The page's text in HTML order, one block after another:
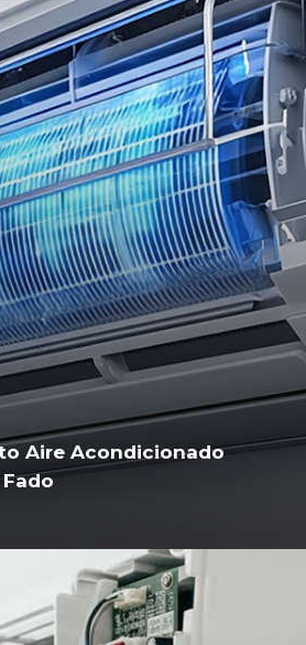
Aire Acondicionado